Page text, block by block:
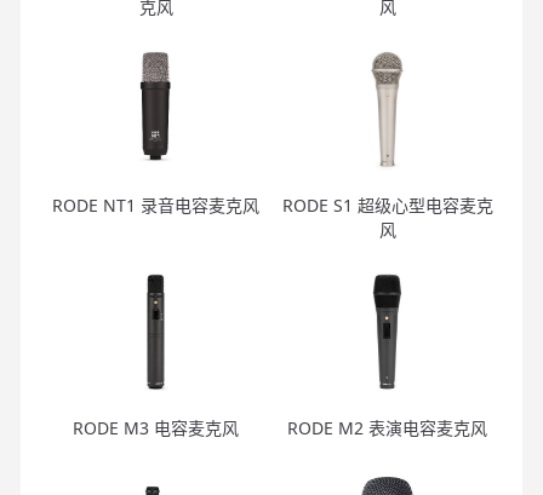
克风
风
RODE NT1 录音电容麦克风
RODE S1 超级心型电容麦克
风
RODE M3 电容麦克风 RODE M2 表演电容麦克风